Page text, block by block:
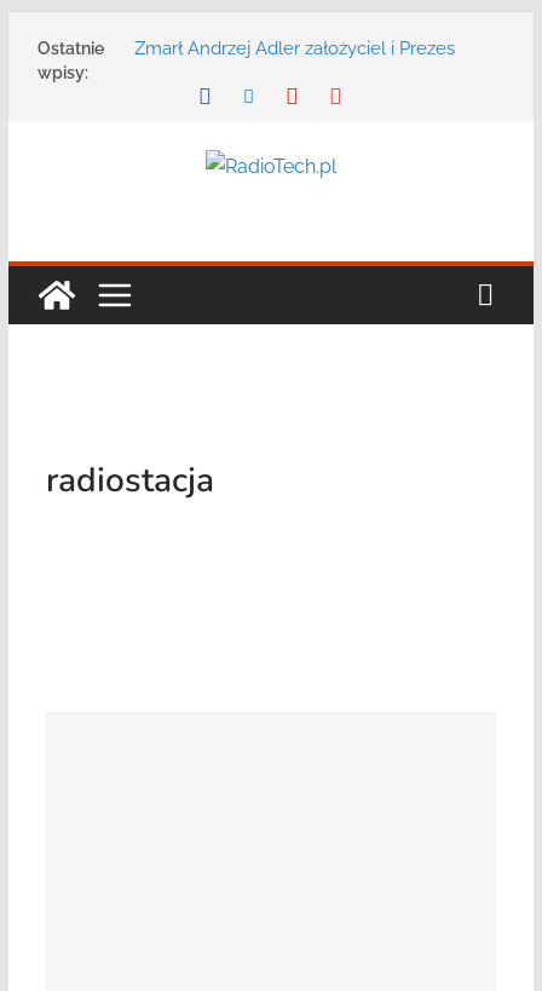
Ostatnie
wpisy:
Zmarł Andrzej Adler założyciel i Prezes
Radmor – największy polski producent
DGT wraz z partnerami zaprasza na
konferencję: „Bezpieczeństwo,
bezpieczeństwa publicznego usługę
radiostacja